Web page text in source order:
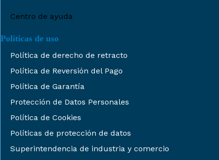
Centro de ayuda
Politicas de uso
Política de derecho de retracto
Política de Reversión del Pago
Política de Garantía
Protección de Datos Personales
Política de Cookies
Políticas de protección de datos
Superintendencia de industria y comercio